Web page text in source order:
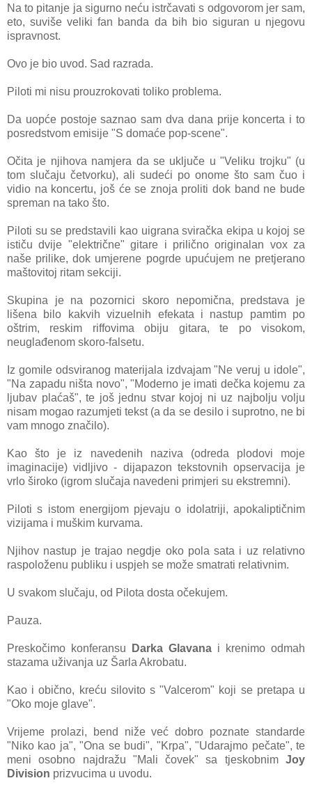
Na to pitanje ja sigurno neću istrčavati s odgovorom jer sam,
eto, suviše veliki fan banda da bih bio siguran u njegovu
ispravnost.
Ovo je bio uvod. Sad razrada.
Piloti mi nisu prouzrokovati toliko problema.
Da uopće postoje saznao sam dva dana prije koncerta i to
posredstvom emisije "S domaće pop-scene".
Očita je njihova namjera da se uključe u "Veliku trojku" (u
tom slučaju četvorku), ali sudeći po onome što sam čuo i
vidio na koncertu, još će se znoja proliti dok band ne bude
spreman na tako što.
Piloti su se predstavili kao uigrana sviračka ekipa u kojoj se
ističu dvije "električne" gitare i prilično originalan vox za
naše prilike, dok umjerene pogrde upućujem ne pretjerano
maštovitoj ritam sekciji.
Skupina je na pozornici skoro nepomična, predstava je
lišena bilo kakvih vizuelnih efekata i nastup pamtim po
oštrim, reskim riffovima obiju gitara, te po visokom,
neuglađenom skoro-falsetu.
Iz gomile odsviranog materijala izdvajam "Ne veruj u idole",
"Na zapadu ništa novo", "Moderno je imati dečka kojemu za
ljubav plaćaš", te još jednu stvar kojoj ni uz najbolju volju
nisam mogao razumjeti tekst (a da se desilo i suprotno, ne bi
vam mnogo značilo).
Kao što je iz navedenih naziva (odreda plodovi moje
imaginacije) vidljivo - dijapazon tekstovnih opservacija je
vrlo široko (igrom slučaja navedeni primjeri su ekstremni).
Piloti s istom energijom pjevaju o idolatriji, apokaliptičnim
vizijama i muškim kurvama.
Njihov nastup je trajao negdje oko pola sata i uz relativno
raspoloženu publiku i uspjeh se može smatrati relativnim.
U svakom slučaju, od Pilota dosta očekujem.
Pauza.
Preskočimo konferansu Darka Glavana i krenimo odmah
stazama uživanja uz Šarla Akrobatu.
Kao i obično, kreću silovito s "Valcerom" koji se pretapa u
"Oko moje glave".
Vrijeme prolazi, bend niže već dobro poznate standarde
"Niko kao ja", "Ona se budi", "Krpa", "Udarajmo pečate", te
meni osobno najdražu "Mali čovek" sa tjeskobnim Joy
Division prizvucima u uvodu.